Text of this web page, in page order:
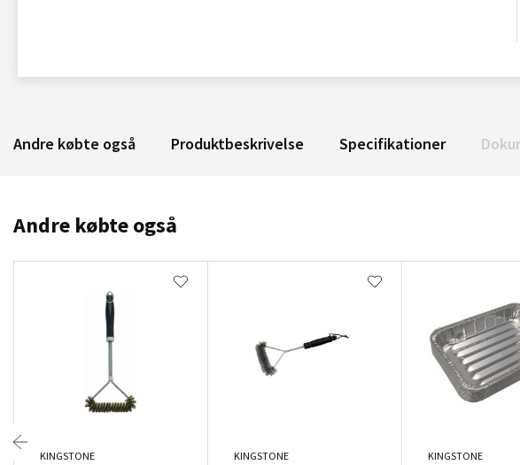
Andre købte også Produktbeskrivelse Specifikationer
Andre købte også
KINGSTONE KINGSTONE KINGSTONE